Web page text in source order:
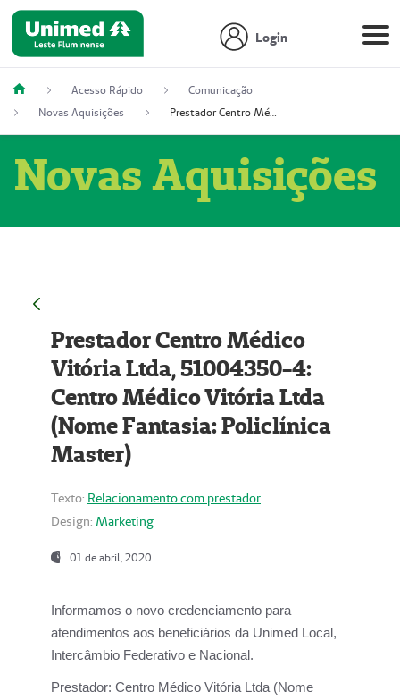
Login
Acesso Rápido
Comunicação
Novas Aquisições
Prestador Centro Médico Vitória Ltda, 51004350-4: Centro Médico Vitória Ltda (Nome Fantasia: Policlínica Master)
Novas Aquisições
Prestador Centro Médico
Vitória Ltda, 51004350-4:
Centro Médico Vitória Ltda
(Nome Fantasia: Policlínica
Master)
Texto: Relacionamento com prestador
Design: Marketing
01 de abril, 2020
Informamos o novo credenciamento para
atendimentos aos beneficiários da Unimed Local,
Intercâmbio Federativo e Nacional.
Prestador: Centro Médico Vitória Ltda (Nome